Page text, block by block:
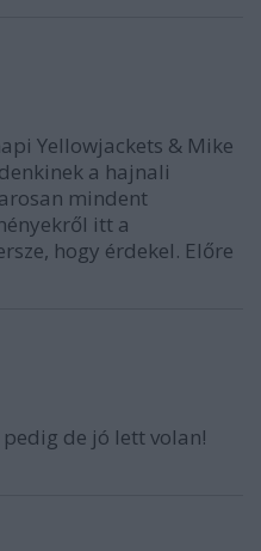
Yellowjackets & Mike
a hajnali
mindent
itt a
hogy érdekel. Előre
de jó lett volan!